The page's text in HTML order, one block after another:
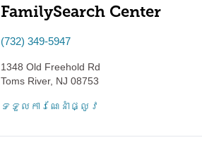
FamilySearch Center
(732) 349-5947
1348 Old Freehold Rd
Toms River, NJ 08753
ទទួល​ការណែនាំ​ផ្លូវ